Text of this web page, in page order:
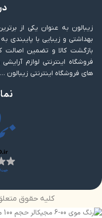
زیبالون به عنوان یکی از
بازگشت کالا و تضمین اصالت
فروشگاه اینترنتی لوازم
های فروشگاه اینترنتی زیبالون …
کلیه حقوق